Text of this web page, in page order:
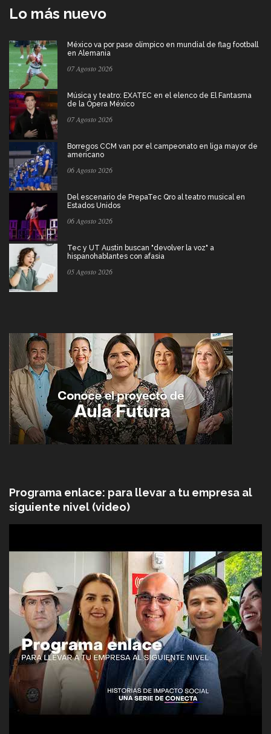
Lo más nuevo
México va por pase olímpico en mundial de flag football
en Alemania
07 Agosto 2026
Música y teatro: EXATEC en el elenco de El Fantasma
de la Ópera México
07 Agosto 2026
Borregos CCM van por el campeonato en liga mayor de
americano
06 Agosto 2026
Del escenario de PrepaTec Qro al teatro musical en
Estados Unidos
06 Agosto 2026
Tec y UT Austin buscan "devolver la voz" a
hispanohablantes con afasia
05 Agosto 2026
Programa enlace: para llevar a tu empresa al
siguiente nivel (video)